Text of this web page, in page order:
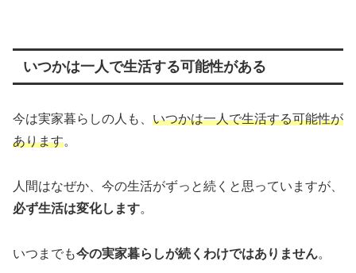
いつかは一人で生活する可能性がある
今は実家暮らしの人も、 いつかは一人で生活する可能性が
あります。
人間はなぜか、今の生活がずっと続くと思っていますが、
必ず生活は変化します。
いつまでも今の実家暮らしが続くわけではありません。